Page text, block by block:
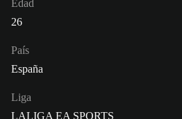
Edad
26
País
España
Liga
LALIGA EA SPORTS